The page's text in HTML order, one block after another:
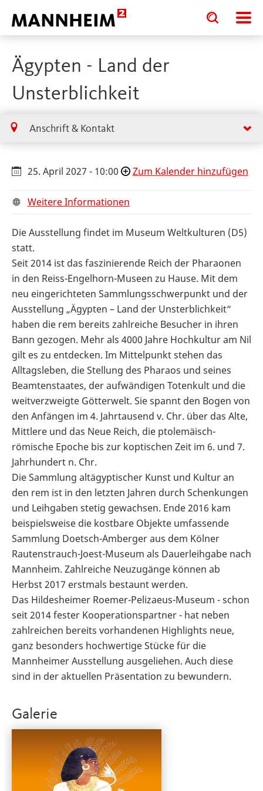
Toggle
search
input
Toggle
search
input
Ägypten - Land der
Unsterblichkeit
Anschrift & Kontakt
25. April 2027 - 10:00 Zum Kalender hinzufügen
Weitere Informationen
Die Ausstellung findet im Museum Weltkulturen (D5)
statt.
Seit 2014 ist das faszinierende Reich der Pharaonen
in den Reiss-Engelhorn-Museen zu Hause. Mit dem
neu eingerichteten Sammlungsschwerpunkt und der
Ausstellung „Ägypten – Land der Unsterblichkeit“
haben die rem bereits zahlreiche Besucher in ihren
Bann gezogen. Mehr als 4000 Jahre Hochkultur am Nil
gilt es zu entdecken. Im Mittelpunkt stehen das
Alltagsleben, die Stellung des Pharaos und seines
Beamtenstaates, der aufwändigen Totenkult und die
weitverzweigte Götterwelt. Sie spannt den Bogen von
den Anfängen im 4. Jahrtausend v. Chr. über das Alte,
Mittlere und das Neue Reich, die ptolemäisch-
römische Epoche bis zur koptischen Zeit im 6. und 7.
Jahrhundert n. Chr.
Die Sammlung altägyptischer Kunst und Kultur an
den rem ist in den letzten Jahren durch Schenkungen
und Leihgaben stetig gewachsen. Ende 2016 kam
beispielsweise die kostbare Objekte umfassende
Sammlung Doetsch-Amberger aus dem Kölner
Rautenstrauch-Joest-Museum als Dauerleihgabe nach
Mannheim. Zahlreiche Neuzugänge können ab
Herbst 2017 erstmals bestaunt werden.
Das Hildesheimer Roemer-Pelizaeus-Museum - schon
seit 2014 fester Kooperationspartner - hat neben
zahlreichen bereits vorhandenen Highlights neue,
ganz besonders hochwertige Stücke für die
Mannheimer Ausstellung ausgeliehen. Auch diese
sind in der aktuellen Präsentation zu bewundern.
Galerie